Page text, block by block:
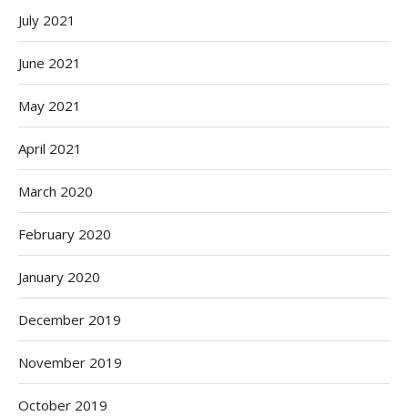
July 2021
June 2021
May 2021
April 2021
March 2020
February 2020
January 2020
December 2019
November 2019
October 2019